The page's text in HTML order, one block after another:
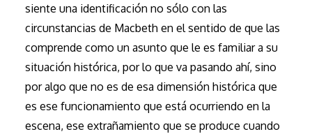
siente una identificación no sólo con las
circunstancias de Macbeth en el sentido de que las
comprende como un asunto que le es familiar a su
situación histórica, por lo que va pasando ahí, sino
por algo que no es de esa dimensión histórica que
es ese funcionamiento que está ocurriendo en la
escena, ese extrañamiento que se produce cuando